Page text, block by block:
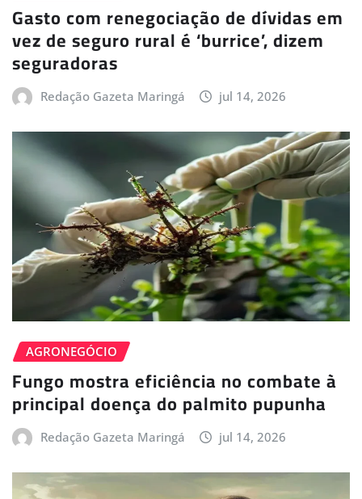
Gasto com renegociação de dívidas em
vez de seguro rural é ‘burrice’, dizem
seguradoras
Redação Gazeta Maringá jul 14, 2026
AGRONEGÓCIO
Fungo mostra eficiência no combate à
principal doença do palmito pupunha
Redação Gazeta Maringá jul 14, 2026